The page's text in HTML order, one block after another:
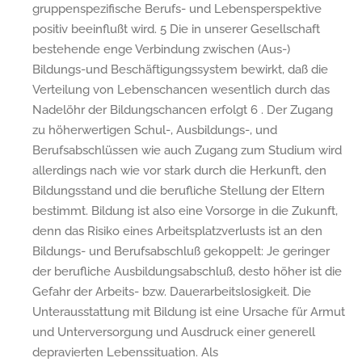
gruppenspezifische Berufs- und Lebensperspektive
positiv beeinflußt wird. 5 Die in unserer Gesellschaft
bestehende enge Verbindung zwischen (Aus-)
Bildungs-und Beschäftigungssystem bewirkt, daß die
Verteilung von Lebenschancen wesentlich durch das
Nadelöhr der Bildungschancen erfolgt 6 . Der Zugang
zu höherwertigen Schul-, Ausbildungs-, und
Berufsabschlüssen wie auch Zugang zum Studium wird
allerdings nach wie vor stark durch die Herkunft, den
Bildungsstand und die berufliche Stellung der Eltern
bestimmt. Bildung ist also eine Vorsorge in die Zukunft,
denn das Risiko eines Arbeitsplatzverlusts ist an den
Bildungs- und Berufsabschluß gekoppelt: Je geringer
der berufliche Ausbildungsabschluß, desto höher ist die
Gefahr der Arbeits- bzw. Dauerarbeitslosigkeit. Die
Unterausstattung mit Bildung ist eine Ursache für Armut
und Unterversorgung und Ausdruck einer generell
depravierten Lebenssituation. Als